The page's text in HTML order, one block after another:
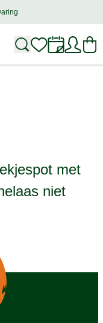
25 jaar ervaring
met
niet